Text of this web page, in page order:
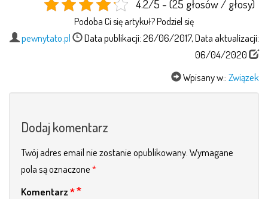
4.2/5 - (25 głosów / głosy)
Podoba Ci się artykuł? Podziel się
pewnytato.pl
Data publikacji: 26/06/2017, Data aktualizacji:
06/04/2020
Wpisany w::Związek
Dodaj komentarz
Twój adres email nie zostanie opublikowany.Wymagane
pola są oznaczone*
Komentarz*